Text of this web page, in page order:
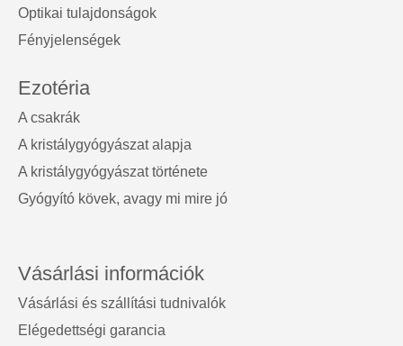
Optikai tulajdonságok
Fényjelenségek
Ezotéria
A csakrák
A kristálygyógyászat alapja
A kristálygyógyászat története
Gyógyító kövek, avagy mi mire jó
Vásárlási információk
Vásárlási és szállítási tudnivalók
Elégedettségi garancia